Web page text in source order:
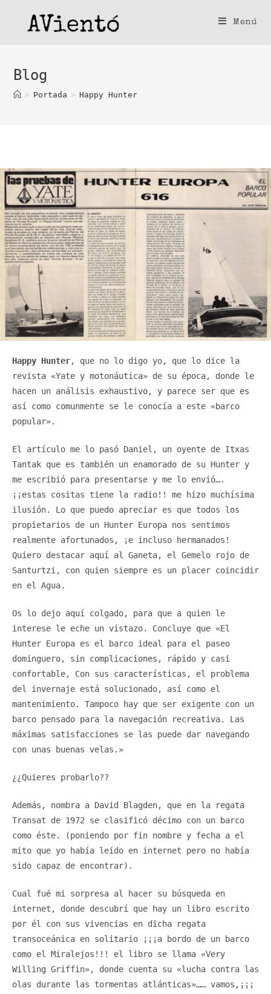
Menú
Blog
> Portada > Happy Hunter
Happy Hunter, que no lo digo yo, que lo dice la
revista «Yate y motonáutica» de su época, donde le
hacen un análisis exhaustivo, y parece ser que es
así como comunmente se le conocía a este «barco
popular».
El artículo me lo pasó Daniel, un oyente de Itxas
Tantak que es también un enamorado de su Hunter y
me escribió para presentarse y me lo envió….
¡¡estas cositas tiene la radio!! me hizo muchísima
ilusión. Lo que puedo apreciar es que todos los
propietarios de un Hunter Europa nos sentimos
realmente afortunados, ¡e incluso hermanados!
Quiero destacar aquí al Ganeta, el Gemelo rojo de
Santurtzi, con quien siempre es un placer coincidir
en el Agua.
Os lo dejo aquí colgado, para que a quien le
interese le eche un vistazo. Concluye que «El
Hunter Europa es el barco ideal para el paseo
dominguero, sin complicaciones, rápido y casi
confortable, Con sus características, el problema
del invernaje está solucionado, así como el
mantenimiento. Tampoco hay que ser exigente con un
barco pensado para la navegación recreativa. Las
máximas satisfacciones se las puede dar navegando
con unas buenas velas.»
¿¿Quieres probarlo??
Además, nombra a David Blagden, que en la regata
Transat de 1972 se clasificó décimo con un barco
como éste. (poniendo por fin nombre y fecha a el
mito que yo había leído en internet pero no había
sido capaz de encontrar).
Cual fué mi sorpresa al hacer su búsqueda en
internet, donde descubrí que hay un libro escrito
por él con sus vivencias en dicha regata
transoceánica en solitario ¡¡¡a bordo de un barco
como el Miralejos!!! el libro se llama «Very
Willing Griffin», donde cuenta su «lucha contra las
olas durante las tormentas atlánticas»…… vamos,¡¡¡